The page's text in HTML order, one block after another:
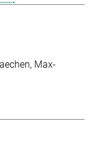
Max-